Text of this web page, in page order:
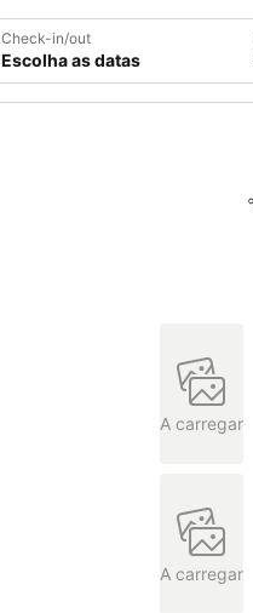
Check-in/out
Escolha as datas
A carregar
A carregar